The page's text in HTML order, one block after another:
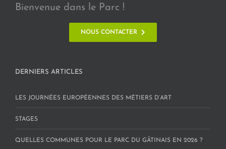
Bienvenue dans le Parc !
NOUS CONTACTER
DERNIERS ARTICLES
LES JOURNÉES EUROPÉENNES DES MÉTIERS D’ART
STAGES
QUELLES COMMUNES POUR LE PARC DU GÂTINAIS EN 2026 ?